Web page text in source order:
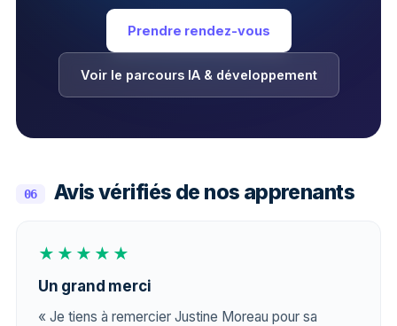
Prendre rendez-vous
Voir le parcours IA & développement
06 Avis vérifiés de nos apprenants
★★★★★
Un grand merci
« Je tiens à remercier Justine Moreau pour sa